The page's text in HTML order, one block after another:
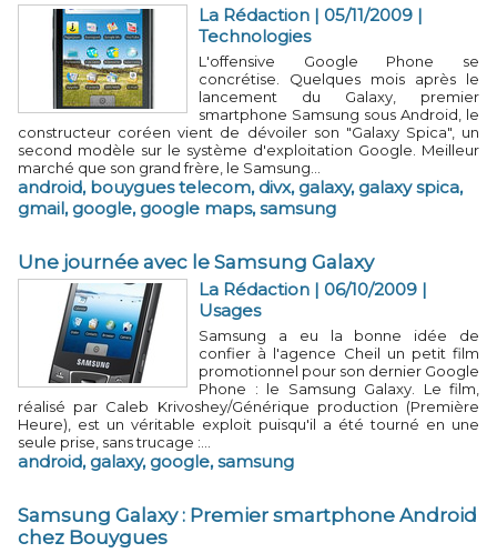
La Rédaction | 05/11/2009 |
Technologies
L'offensive Google Phone se
concrétise. Quelques mois après le
lancement du Galaxy, premier
smartphone Samsung sous Android, le
constructeur coréen vient de dévoiler son "Galaxy Spica", un
second modèle sur le système d'exploitation Google. Meilleur
marché que son grand frère, le Samsung...
android, bouygues telecom, divx, galaxy, galaxy spica,
gmail, google, google maps,samsung
Une journée avec le Samsung Galaxy
La Rédaction | 06/10/2009 |
Usages
Samsung a eu la bonne idée de
confier à l'agence Cheil un petit film
promotionnel pour son dernier Google
Phone : le Samsung Galaxy. Le film,
réalisé par Caleb Krivoshey/Générique production (Première
Heure), est un véritable exploit puisqu'il a été tourné en une
seule prise, sans trucage :...
android, galaxy, google,samsung
Samsung Galaxy : Premier smartphone Android
chez Bouygues